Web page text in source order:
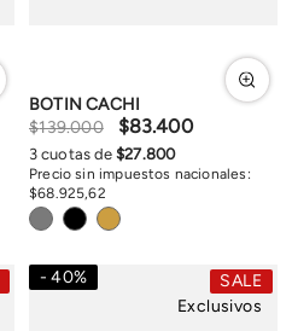
BOTIN CACHI
$139.000 $83.400
Precio sin impuestos nacionales:
$68 925,62
3 cuotas de$27.800
40%
SALE
Exclusivos